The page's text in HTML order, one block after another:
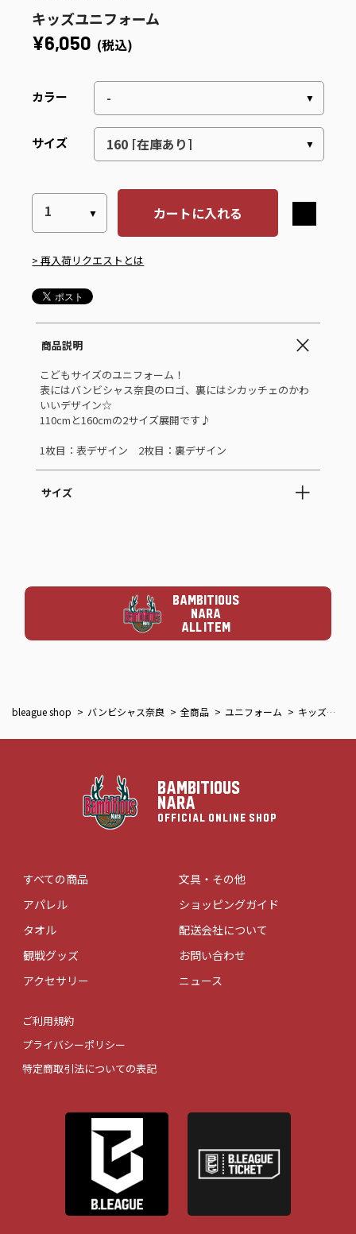
キッズユニフォーム
¥6,050 (税込)
カラー
サイズ
カートに入れる
> 再入荷リクエストとは
商品説明
こどもサイズのユニフォーム！
表にはバンビシャス奈良のロゴ、裏にはシカッチェのかわ
いいデザイン☆
110cmと160cmの2サイズ展開です♪
1枚目：表デザイン 2枚目：裏デザイン
サイズ
BAMBITIOUS
NARA
ALL ITEM
bleague shop バンビシャス奈良 全商品 ユニフォーム キッズユニフォーム
BAMBITIOUS
NARA
OFFICIAL ONLINE SHOP
すべての商品
アパレル
タオル
観戦グッズ
アクセサリー
文具・その他
ショッピングガイド
配送会社について
お問い合わせ
ニュース
ご利用規約
プライバシーポリシー
特定商取引法についての表記